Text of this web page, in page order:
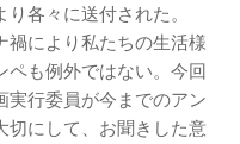
各々に送付された。
により私たちの生活様
ペも例外ではない。今回
実行委員が今までのアン
切にして、お聞きした意